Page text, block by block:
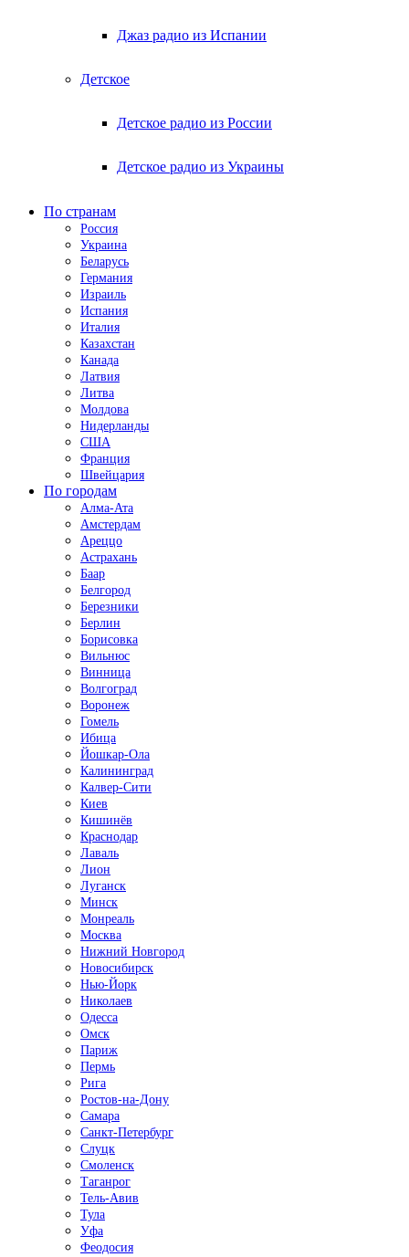
Джаз радио из Испании
Детское
Детское радио из России
Детское радио из Украины
По странам
Россия
Украина
Беларусь
Германия
Израиль
Испания
Италия
Казахстан
Канада
Латвия
Литва
Молдова
Нидерланды
США
Франция
Швейцария
По городам
Алма-Ата
Амстердам
Ареццо
Астрахань
Баар
Белгород
Березники
Берлин
Борисовка
Вильнюс
Винница
Волгоград
Воронеж
Гомель
Ибица
Йошкар-Ола
Калининград
Калвер-Сити
Киев
Кишинёв
Краснодар
Лаваль
Лион
Луганск
Минск
Монреаль
Москва
Нижний Новгород
Новосибирск
Нью-Йорк
Николаев
Одесса
Омск
Париж
Пермь
Рига
Ростов-на-Дону
Самара
Санкт-Петербург
Слуцк
Смоленск
Таганрог
Тель-Авив
Тула
Уфа
Феодосия